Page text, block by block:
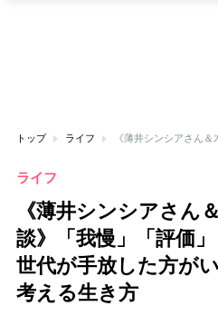
トップ ライフ
ライフ
《薄井シンシアさん
談》「我慢」「評価
世代が手放した方が
考える生き方